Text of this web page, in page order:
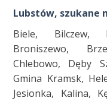
Lubstów, szukane
Biele, Bilczew,
Broniszewo,
Chlebowo, Dęby
Gmina Kramsk,
Jesionka, Kalina,